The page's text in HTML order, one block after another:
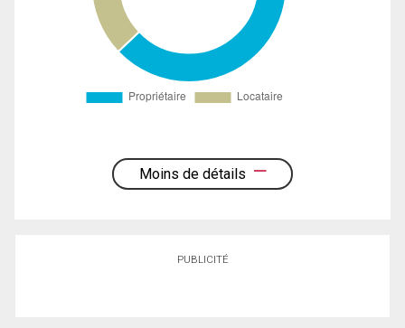
Moins de détails
PUBLICITÉ